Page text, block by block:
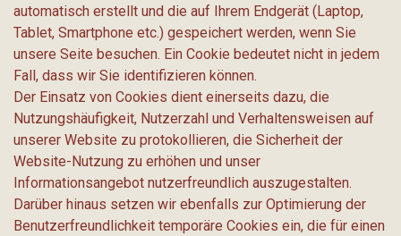
automatisch erstellt und die auf Ihrem Endgerät (Laptop,
Tablet, Smartphone etc.) gespeichert werden, wenn Sie
unsere Seite besuchen. Ein Cookie bedeutet nicht in jedem
Fall, dass wir Sie identifizieren können.
Der Einsatz von Cookies dient einerseits dazu, die
Nutzungshäufigkeit, Nutzerzahl und Verhaltensweisen auf
unserer Website zu protokollieren, die Sicherheit der
Website-Nutzung zu erhöhen und unser
Informationsangebot nutzerfreundlich auszugestalten.
Darüber hinaus setzen wir ebenfalls zur Optimierung der
Benutzerfreundlichkeit temporäre Cookies ein, die für einen